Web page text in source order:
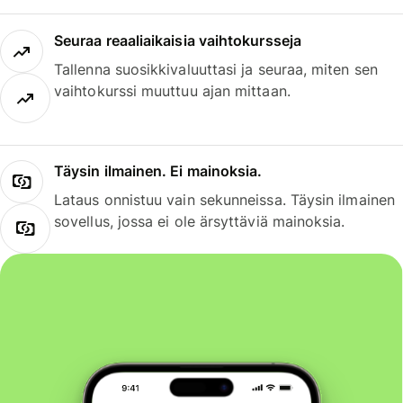
Seuraa reaaliaikaisia vaihtokursseja
Tallenna suosikkivaluuttasi ja seuraa, miten sen
vaihtokurssi muuttuu ajan mittaan.
Täysin ilmainen. Ei mainoksia.
Lataus onnistuu vain sekunneissa. Täysin ilmainen
sovellus, jossa ei ole ärsyttäviä mainoksia.